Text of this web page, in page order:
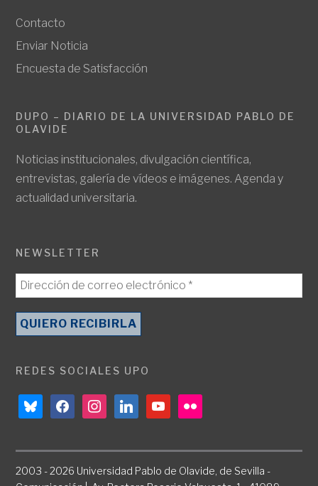
Contacto
Enviar Noticia
Encuesta de Satisfacción
DUPO – DIARIO DE LA UNIVERSIDAD PABLO DE
OLAVIDE
Noticias institucionales, divulgación científica,
entrevistas, galería de vídeos e imágenes. Agenda y
actualidad universitaria.
NEWSLETTER
REDES SOCIALES UPO
blueskyfacebookinstagramlinkedinyoutubeflickr
2003 - 2026 Universidad Pablo de Olavide, de Sevilla -